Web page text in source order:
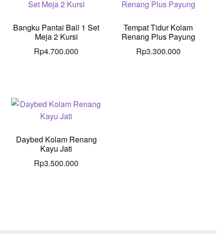
Bangku Pantai Bali 1 Set
Meja 2 Kursi
Rp4.700.000
Tempat Tidur Kolam
Renang Plus Payung
Rp3.300.000
Daybed Kolam Renang
Kayu Jati
Rp3.500.000